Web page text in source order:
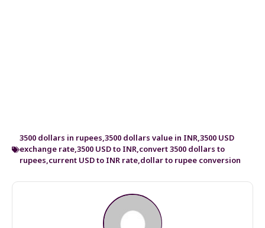
3500 dollars in rupees,3500 dollars value in INR,3500 USD
exchange rate,3500 USD to INR,convert 3500 dollars to
rupees,current USD to INR rate,dollar to rupee conversion